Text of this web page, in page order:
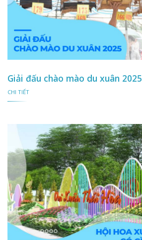
Giải đấu chào mào du xuân 2025
CHI TIẾT